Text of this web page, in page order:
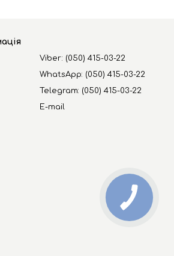
Viber: (050) 415-03-22
WhatsApp: (050) 415-03-22
Telegram: (050) 415-03-22
E-mail